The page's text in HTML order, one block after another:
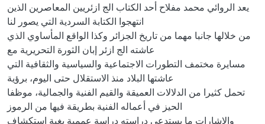
يعد الروائي محمد مفلاح أحد الكتاب الج ازئريين المعاصرين الذين
انتهجوا الكتابة السردية التي يصور لنا
من خلالها جانبا مهما من تاريخ الجزائر وكذا الواقع المأساوي الذي
عاشته الج ازئر إبان الثورة التحريرية مع
مسايرة مختمف التطورات الاجتماعية والسياسية والثقافية التي
عاشتها البلاد منذ الاستقلال حتى اليوم، برؤية
تحمل كثيرا من الدلالات العميقة والقيم الفنية والجمالية، موظفا
الحيز في أعماله الفنية بطريقة فيها من الرموز
والإشارات ما يستدعي دراسته دراسة عممية بغية استكشاف